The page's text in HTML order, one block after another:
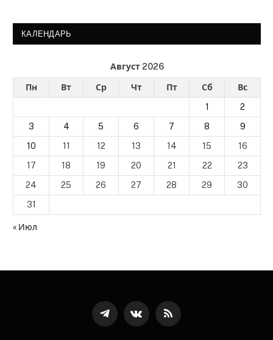
КАЛЕНДАРЬ
Август 2026
Пн Вт Ср Чт Пт Сб
Вс
1
2
3
4 5 6 7 8
9
10
11 12 13 14 15
16
17
18 19 20 21 22
23
24
25 26 27 28 29
30
31
« Июл
ТелеграммВКонтактеRSS-